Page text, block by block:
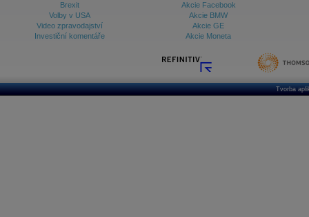
Brexit
Volby v USA
Video zpravodajství
Investiční komentáře
Akcie Facebook
Akcie BMW
Akcie GE
Akcie Moneta
Tvorba